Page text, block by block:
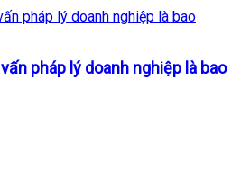
pháp lý doanh nghiệp là bao